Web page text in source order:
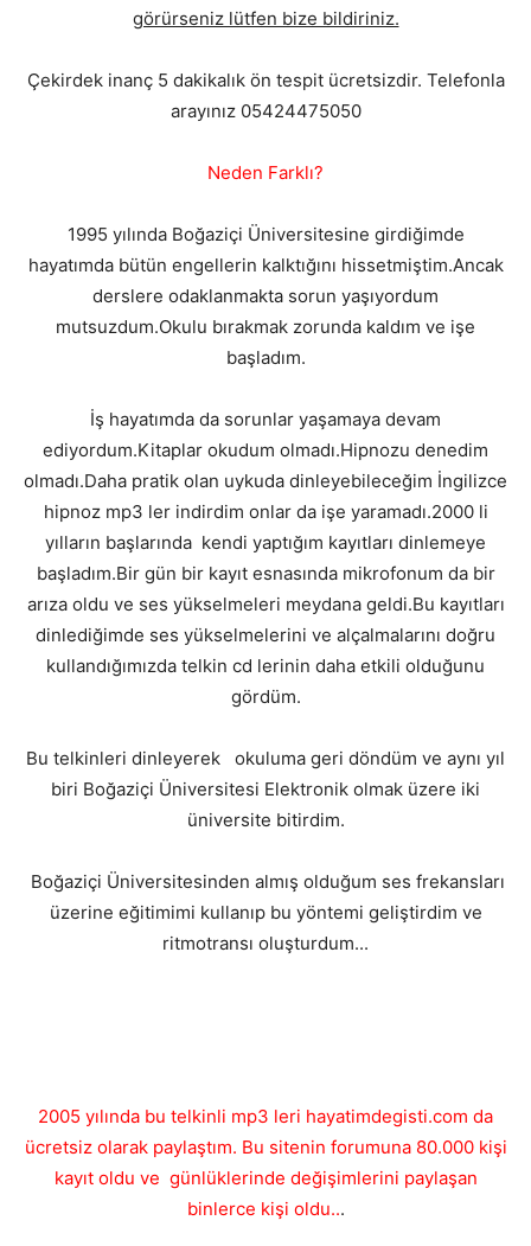
görürseniz lütfen bize bildiriniz.
Çekirdek inanç 5 dakikalık ön tespit ücretsizdir. Telefonla
arayınız 05424475050
Neden Farklı?
1995 yılında Boğaziçi Üniversitesine girdiğimde
hayatımda bütün engellerin kalktığını hissetmiştim.Ancak
derslere odaklanmakta sorun yaşıyordum
mutsuzdum.Okulu bırakmak zorunda kaldım ve işe
başladım.
İş hayatımda da sorunlar yaşamaya devam
ediyordum.Kitaplar okudum olmadı.Hipnozu denedim
olmadı.Daha pratik olan uykuda dinleyebileceğim İngilizce
hipnoz mp3 ler indirdim onlar da işe yaramadı.2000 li
yılların başlarında kendi yaptığım kayıtları dinlemeye
başladım.Bir gün bir kayıt esnasında mikrofonum da bir
arıza oldu ve ses yükselmeleri meydana geldi.Bu kayıtları
dinlediğimde ses yükselmelerini ve alçalmalarını doğru
kullandığımızda telkin cd lerinin daha etkili olduğunu
gördüm.
Bu telkinleri dinleyerek okuluma geri döndüm ve aynı yıl
biri Boğaziçi Üniversitesi Elektronik olmak üzere iki
üniversite bitirdim.
Boğaziçi Üniversitesinden almış olduğum ses frekansları
üzerine eğitimimi kullanıp bu yöntemi geliştirdim ve
ritmotransı oluşturdum...
2005 yılında bu telkinli mp3 leri hayatimdegisti.com da
ücretsiz olarak paylaştım. Bu sitenin forumuna 80.000 kişi
kayıt oldu ve günlüklerinde değişimlerini paylaşan
binlerce kişi oldu...